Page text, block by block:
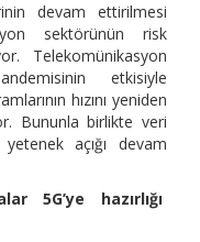
devam ettirilmesi
sektörünün risk
Telekomünikasyon
etkisiyle
hızını yeniden
Bununla birlikte veri
açığı devam
5G’ye hazırlığı